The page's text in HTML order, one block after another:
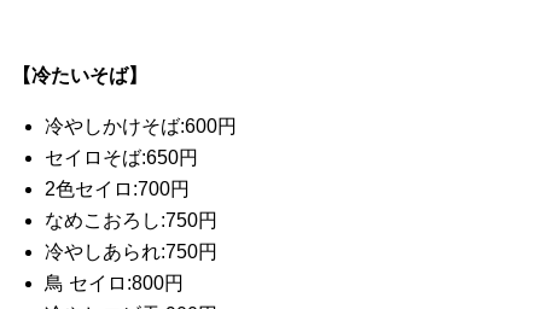
【冷たいそば】
冷やしかけそば:600円
セイロそば:650円
2色セイロ:700円
なめこおろし:750円
冷やしあられ:750円
鳥 セイロ:800円